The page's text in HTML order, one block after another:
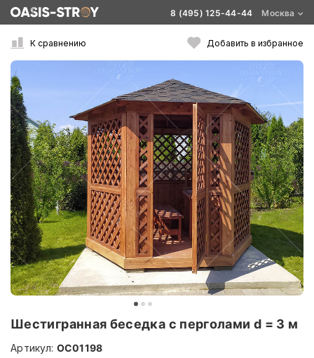
8 (495) 125-44-44 Москва
К сравнению Добавить в избранное
Шестигранная беседка с перголами d = 3 м
Артикул: ОС01198